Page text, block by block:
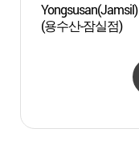
Yongsusan(Jamsil)
(용수산-잠실점)